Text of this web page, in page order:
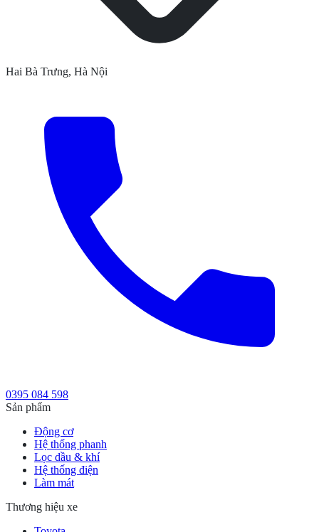
Hai Bà Trưng, Hà Nội
0395 084 598
Sản phẩm
Động cơ
Hệ thống phanh
Lọc dầu & khí
Hệ thống điện
Làm mát
Thương hiệu xe